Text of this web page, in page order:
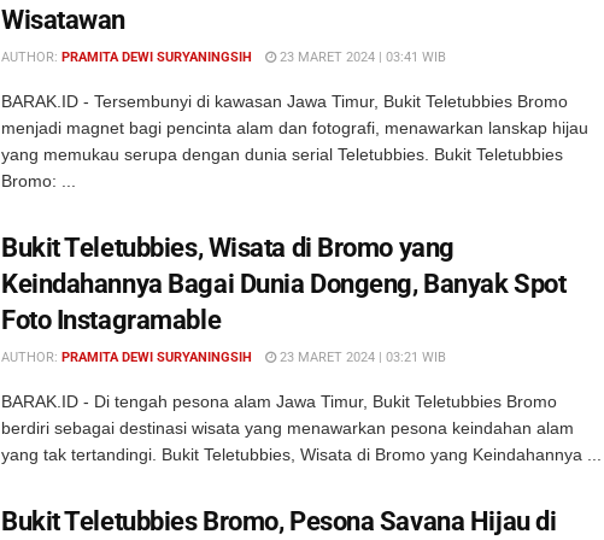
Wisatawan
AUTHOR: PRAMITA DEWI SURYANINGSIH 23 MARET 2024 | 03:41 WIB
BARAK.ID - Tersembunyi di kawasan Jawa Timur, Bukit Teletubbies Bromo
menjadi magnet bagi pencinta alam dan fotografi, menawarkan lanskap hijau
yang memukau serupa dengan dunia serial Teletubbies. Bukit Teletubbies
Bromo: ...
Bukit Teletubbies, Wisata di Bromo yang
Keindahannya Bagai Dunia Dongeng, Banyak Spot
Foto Instagramable
AUTHOR: PRAMITA DEWI SURYANINGSIH 23 MARET 2024 | 03:21 WIB
BARAK.ID - Di tengah pesona alam Jawa Timur, Bukit Teletubbies Bromo
berdiri sebagai destinasi wisata yang menawarkan pesona keindahan alam
yang tak tertandingi. Bukit Teletubbies, Wisata di Bromo yang Keindahannya ...
Bukit Teletubbies Bromo, Pesona Savana Hijau di